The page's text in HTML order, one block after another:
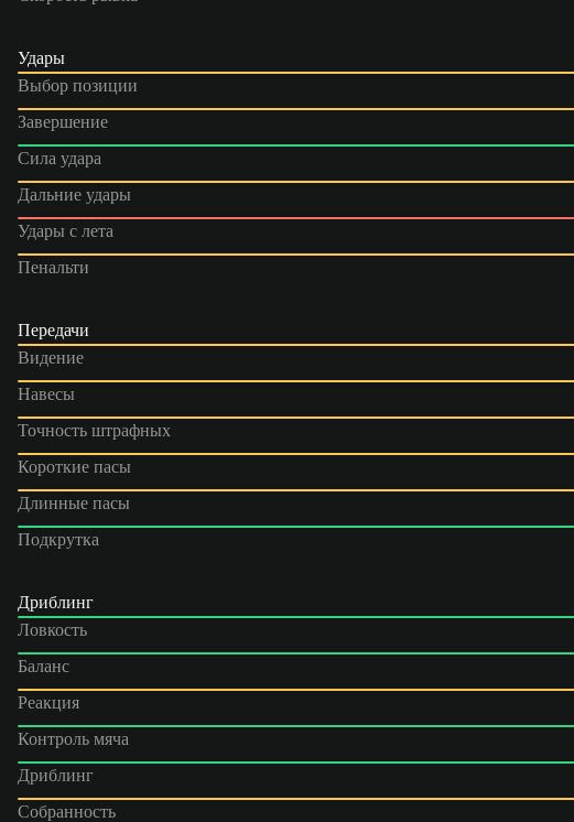
Удары
Выбор позиции
Завершение
Сила удара
Дальние удары
Удары с лета
Пенальти
Передачи
Видение
Навесы
Точность штрафных
Короткие пасы
Длинные пасы
Подкрутка
Дриблинг
Ловкость
Баланс
Реакция
Контроль мяча
Дриблинг
Собранность